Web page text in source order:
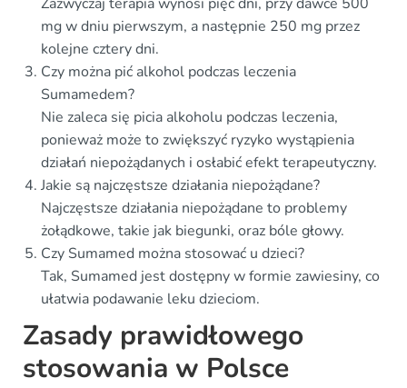
mg w dniu pierwszym, a następnie 250 mg przez
kolejne cztery dni.
Czy można pić alkohol podczas leczenia
Sumamedem?
Nie zaleca się picia alkoholu podczas leczenia,
ponieważ może to zwiększyć ryzyko wystąpienia
działań niepożądanych i osłabić efekt terapeutyczny.
Jakie są najczęstsze działania niepożądane?
Najczęstsze działania niepożądane to problemy
żołądkowe, takie jak biegunki, oraz bóle głowy.
Czy Sumamed można stosować u dzieci?
Tak, Sumamed jest dostępny w formie zawiesiny, co
ułatwia podawanie leku dzieciom.
Zasady prawidłowego
stosowania w Polsce